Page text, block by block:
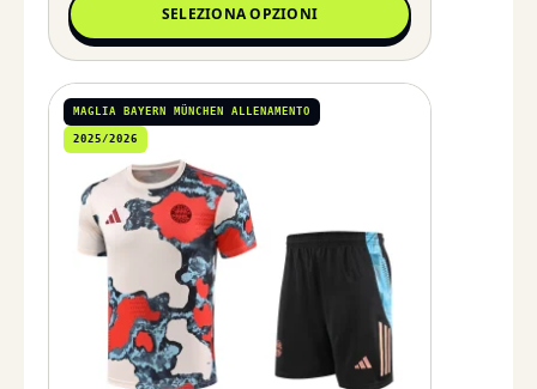
SELEZIONA OPZIONI
MAGLIA BAYERN MÜNCHEN ALLENAMENTO
2025/2026